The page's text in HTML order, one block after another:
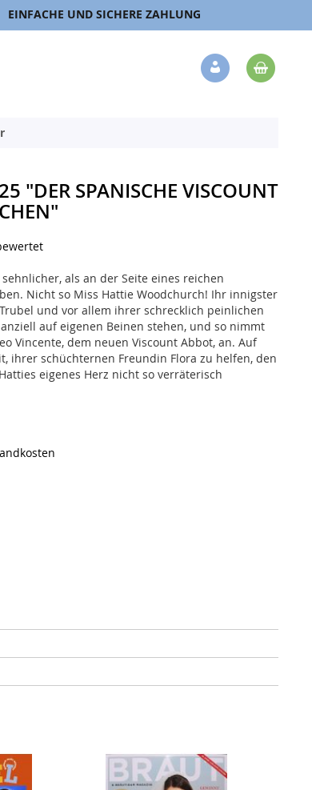
EINFACHE UND SICHERE ZAHLUNG
Veränderung
"DER SPANISCHE VISCOUNT
als an der Seite eines reichen
Nicht so Miss Hattie Woodchurch! Ihr innigster
und vor allem ihrer schrecklich peinlichen
auf eigenen Beinen stehen, und so nimmt
Vincente, dem neuen Viscount Abbot, an. Auf
ihrer schüchternen Freundin Flora zu helfen, den
eigenes Herz nicht so verräterisch